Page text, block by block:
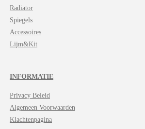
Radiator
Spiegels
Accessoires
Lijm&Kit
INFORMATIE
Privacy Beleid
Algemeen Voorwaarden
Klachtenpagina